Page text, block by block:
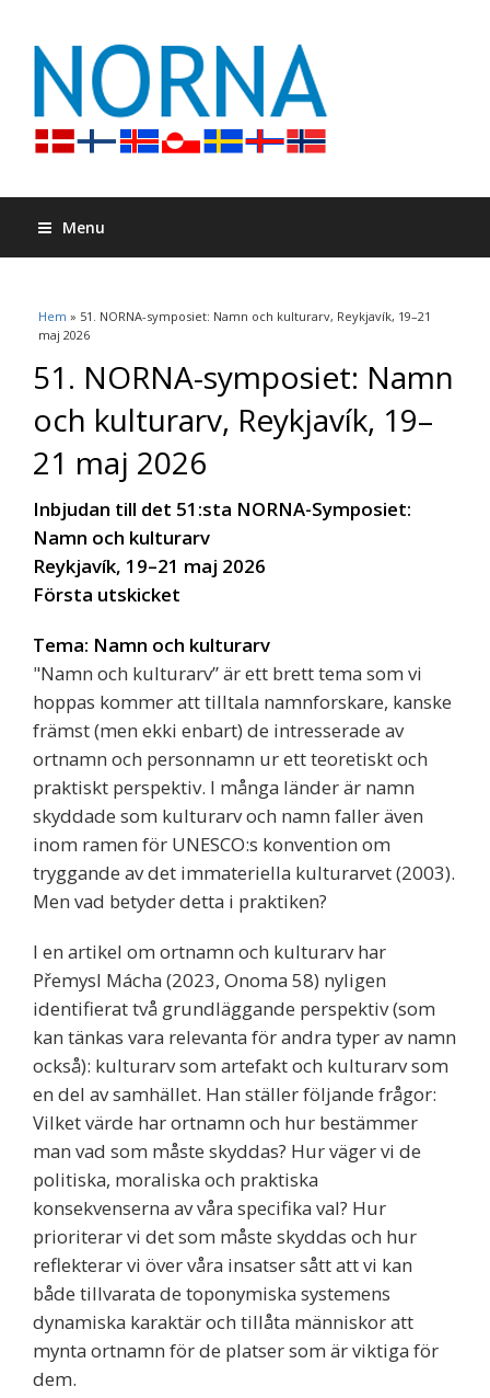
Menu
Du är här
Hem » 51. NORNA-symposiet: Namn och kulturarv, Reykjavík, 19–21
maj 2026
51. NORNA-symposiet: Namn
och kulturarv, Reykjavík, 19–
21 maj 2026
Inbjudan till det 51:sta NORNA-Symposiet:
Namn och kulturarv
Reykjavík, 19–21 maj 2026
Första utskicket
Tema: Namn och kulturarv
"Namn och kulturarv” är ett brett tema som vi
hoppas kommer att tilltala namnforskare, kanske
främst (men ekki enbart) de intresserade av
ortnamn och personnamn ur ett teoretiskt och
praktiskt perspektiv. I många länder är namn
skyddade som kulturarv och namn faller även
inom ramen för UNESCO:s konvention om
tryggande av det immateriella kulturarvet (2003).
Men vad betyder detta i praktiken?
I en artikel om ortnamn och kulturarv har
Přemysl Mácha (2023, Onoma 58) nyligen
identifierat två grundläggande perspektiv (som
kan tänkas vara relevanta för andra typer av namn
också): kulturarv som artefakt och kulturarv som
en del av samhället. Han ställer följande frågor:
Vilket värde har ortnamn och hur bestämmer
man vad som måste skyddas? Hur väger vi de
politiska, moraliska och praktiska
konsekvenserna av våra specifika val? Hur
prioriterar vi det som måste skyddas och hur
reflekterar vi över våra insatser sått att vi kan
både tillvarata de toponymiska systemens
dynamiska karaktär och tillåta människor att
mynta ortnamn för de platser som är viktiga för
dem.